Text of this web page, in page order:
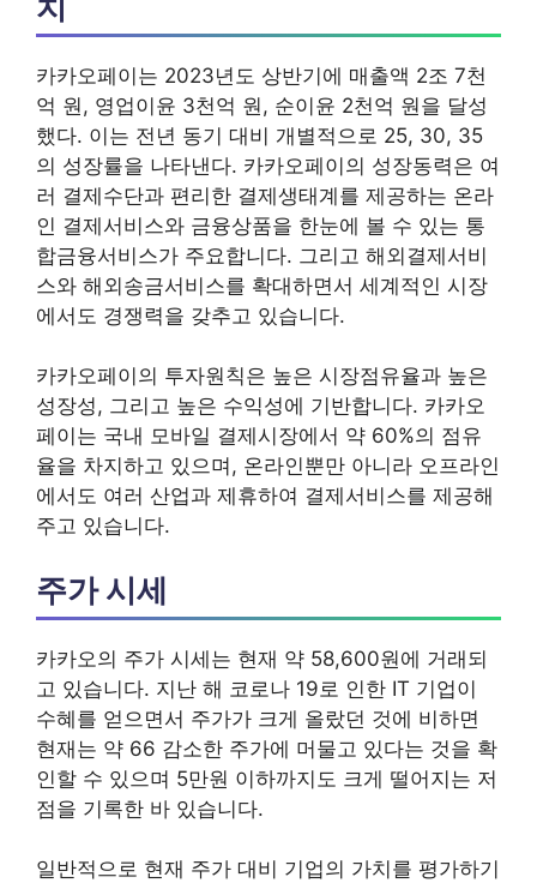
카카오페이는 2023년도 상반기에 매출액 2조 7천
억 원, 영업이윤 3천억 원, 순이윤 2천억 원을 달성
했다. 이는 전년 동기 대비 개별적으로 25, 30, 35
의 성장률을 나타낸다. 카카오페이의 성장동력은 여
러 결제수단과 편리한 결제생태계를 제공하는 온라
인 결제서비스와 금융상품을 한눈에 볼 수 있는 통
합금융서비스가 주요합니다. 그리고 해외결제서비
스와 해외송금서비스를 확대하면서 세계적인 시장
에서도 경쟁력을 갖추고 있습니다.
카카오페이의 투자원칙은 높은 시장점유율과 높은
성장성, 그리고 높은 수익성에 기반합니다. 카카오
페이는 국내 모바일 결제시장에서 약 60%의 점유
율을 차지하고 있으며, 온라인뿐만 아니라 오프라인
에서도 여러 산업과 제휴하여 결제서비스를 제공해
주고 있습니다.
주가 시세
카카오의 주가 시세는 현재 약 58,600원에 거래되
고 있습니다. 지난 해 코로나 19로 인한 IT 기업이
수혜를 얻으면서 주가가 크게 올랐던 것에 비하면
현재는 약 66 감소한 주가에 머물고 있다는 것을 확
인할 수 있으며 5만원 이하까지도 크게 떨어지는 저
점을 기록한 바 있습니다.
일반적으로 현재 주가 대비 기업의 가치를 평가하기